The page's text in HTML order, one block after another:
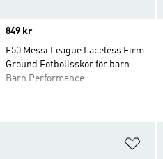
Price
849 kr
F50 Messi League Laceless Firm
Ground Fotbollsskor för barn
Barn Performance